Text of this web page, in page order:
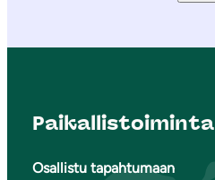
Paikallistoiminta
Osallistu tapahtumaan